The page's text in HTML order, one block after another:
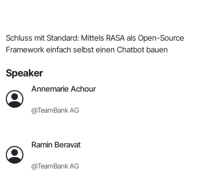
Schluss mit Standard: Mittels RASA als Open-Source
Framework einfach selbst einen Chatbot bauen
Speaker
Annemarie Achour
@TeamBank AG
Ramin Beravat
@TeamBank AG